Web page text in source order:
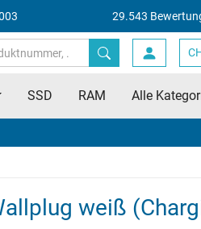
29.543
SSD RAM Alle
weiß